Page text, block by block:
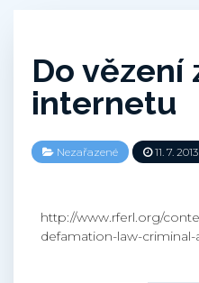
Do vězení
internetu
Nezařazené 11. 7. 2013
http://www.rferl.org/
defamation-law-